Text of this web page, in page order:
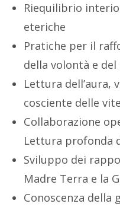
Riequilibrio
eteriche
Pratiche per il
della volontà e
Lettura dell’aura,
cosciente delle
Collaborazione
Lettura profonda
Sviluppo dei
Madre Terra e la
Conoscenza della